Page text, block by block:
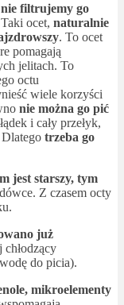
nie filtrujemy go
ocet, naturalnie
. To ocet
pomagają
jelitach. To
octu
wiele korzyści
nie można go pić
i cały przełyk,
trzeba go
jest starszy, tym
Z czasem octy
już
do picia).
mikroelementy